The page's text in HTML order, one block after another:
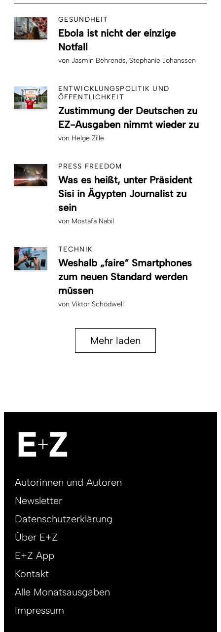
GESUNDHEIT
Ebola ist nicht der einzige
Notfall
von Jasmin Behrends Stephanie Johanssen
ENTWICKLUNGSPOLITIK UND
ÖFFENTLICHKEIT
Zustimmung der Deutschen zu
EZ-Ausgaben nimmt wieder zu
von Helge Zille
PRESS FREEDOM
Was es heißt, unter Präsident
Sisi in Ägypten Journalist zu
sein
von Mostafa Nabil
TECHNIK
Weshalb „faire“ Smartphones
zum neuen Standard werden
müssen
von Viktor Schödwell
Mehr laden
Footer
DE
Autorinnen und Autoren
Newsletter
Datenschutzerklärung
Über E+Z
E+Z App
Kontakt
Alle Monatsausgaben
Impressum